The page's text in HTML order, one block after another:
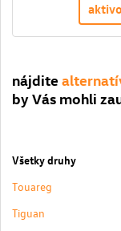
nájdite
by Vás mohli
Všetky druhy
Touareg
Tiguan